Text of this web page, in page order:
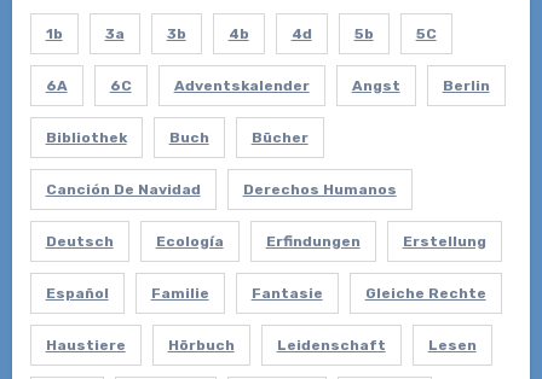
1b 3a 3b 4b 4d 5b 5C
6A 6C Adventskalender Angst Berlin
Bibliothek Buch Bücher
Canción De Navidad Derechos Humanos
Deutsch Ecología Erfindungen Erstellung
Español Familie Fantasie Gleiche Rechte
Haustiere Hörbuch Leidenschaft Lesen